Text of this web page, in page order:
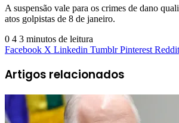
A suspensão vale para os crimes de dano
atos golpistas de 8 de janeiro.
0 4 3 minutos de leitura
Facebook X Linkedin Tumblr Pinterest Reddit
Artigos relacionados